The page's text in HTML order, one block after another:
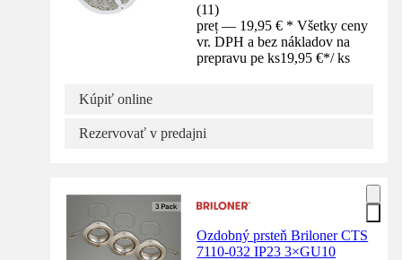
(11)
preț — 19,95 € * Všetky ceny
vr. DPH a bez nákladov na
prepravu pe ks19,95 €*/ ks
Kúpiť online
Rezervovať v predajni
Ozdobný prsteň Briloner CTS
7110-032 IP23 3×GU10